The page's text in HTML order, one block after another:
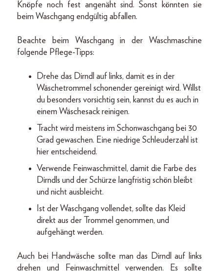
Knöpfe noch fest angenäht sind. Sonst könnten sie
beim Waschgang endgültig abfallen.
Beachte beim Waschgang in der Waschmaschine
folgende Pflege-Tipps:
Drehe das Dirndl auf links, damit es in der
Wäschetrommel schonender gereinigt wird. Willst
du besonders vorsichtig sein, kannst du es auch in
einem Wäschesack reinigen.
Tracht wird meistens im Schonwaschgang bei 30
Grad gewaschen. Eine niedrige Schleuderzahl ist
hier entscheidend.
Verwende Feinwaschmittel, damit die Farbe des
Dirndls und der Schürze langfristig schön bleibt
und nicht ausbleicht.
Ist der Waschgang vollendet, sollte das Kleid
direkt aus der Trommel genommen, und
aufgehängt werden.
Auch bei Handwäsche sollte man das Dirndl auf links
drehen und Feinwaschmittel verwenden. Es sollte